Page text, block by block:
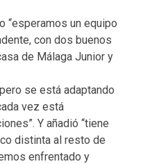
“esperamos un equipo
con dos buenos
de Málaga Junior y
se está adaptando
vez está
Y añadió “tiene
distinta al resto de
enfrentado y